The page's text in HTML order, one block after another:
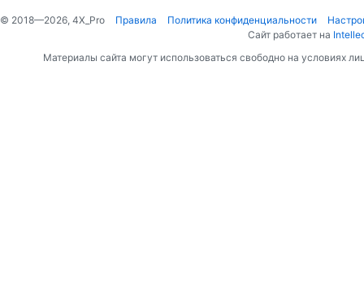
© 2018—2026, 4X_Pro Правила Политика конфиденциальности
Сайт работает на
Материалы сайта могут использоваться свободно на условиях